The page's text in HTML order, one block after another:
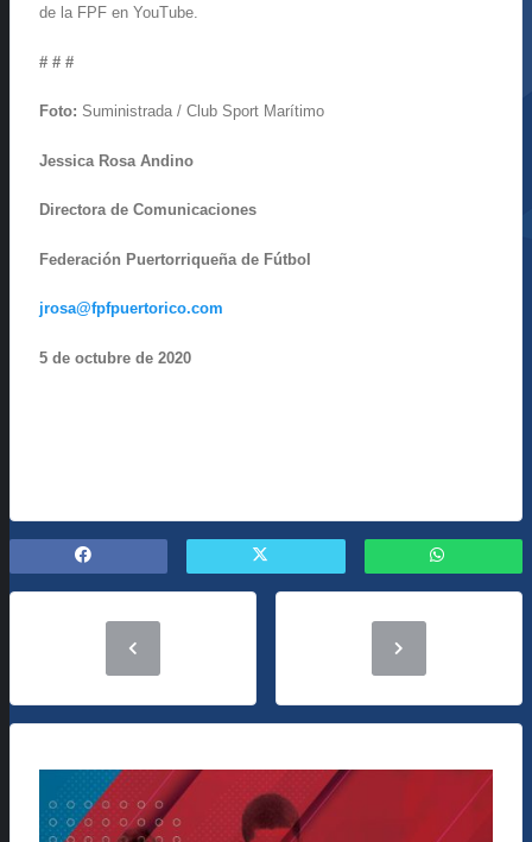
de la FPF en YouTube.
# # #
Foto: Suministrada / Club Sport Marítimo
Jessica Rosa Andino
Directora de Comunicaciones
Federación Puertorriqueña de Fútbol
jrosa@fpfpuertorico.com
5 de octubre de 2020